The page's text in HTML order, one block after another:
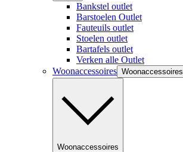
Bankstel outlet
Barstoelen Outlet
Fauteuils outlet
Stoelen outlet
Bartafels outlet
Verken alle Outlet
Woonaccessoires Woonaccessoires
Woonaccessoires